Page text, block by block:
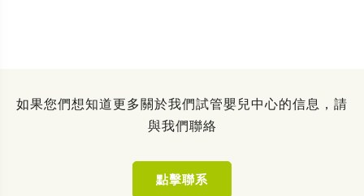
如果您們想知道更多關於我們試管嬰兒中心的信息，請
與我們聯絡
點擊聯系